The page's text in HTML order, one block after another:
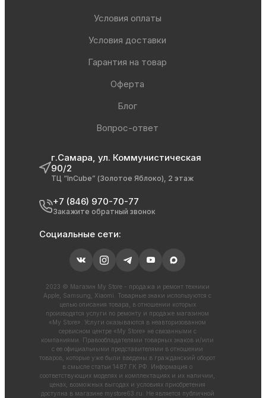
Условия оплаты
Условия доставки
Гарантия на товар
Оферта
Блог
Вопрос-ответ
г.Самара, ул. Коммунистическая
90/2
ТЦ “InCube” (Золотое Яблоко), 2 этаж
+7 (846) 970-70-77
Закажите обратный звонок
Социальные сети:
2023 © Магазин My Store - продажа и ремонт техники
Apple, Samsung, Xiaomi. Товарные знаки используются с
целью описания товара, в отношении которых
производятся услуги по ремонту и продаже магазином
«My Store». Услуги оказываются в неавторизованном
сервисном центре «My Store» не связанными с
компаниями. Правообладателями товарных знаков и/или
с ее официальными представителями в отношении
товаров, которые уже были введены в гражданский оборот
в смысле статьи 1487 ГК РФ. Информация о
соответствующих моделях и комплектациях и их наличии,
ценах, возможных выгодах и условиях приобретения
доступна в магазине mystore63.ru . Не является публичной